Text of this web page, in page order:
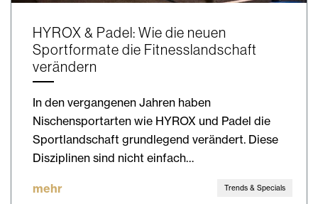
HYROX & Padel: Wie die neuen
Sportformate die Fitnesslandschaft
verändern
In den vergangenen Jahren haben
Nischensportarten wie HYROX und Padel die
Sportlandschaft grundlegend verändert. Diese
Disziplinen sind nicht einfach…
mehr Trends & Specials